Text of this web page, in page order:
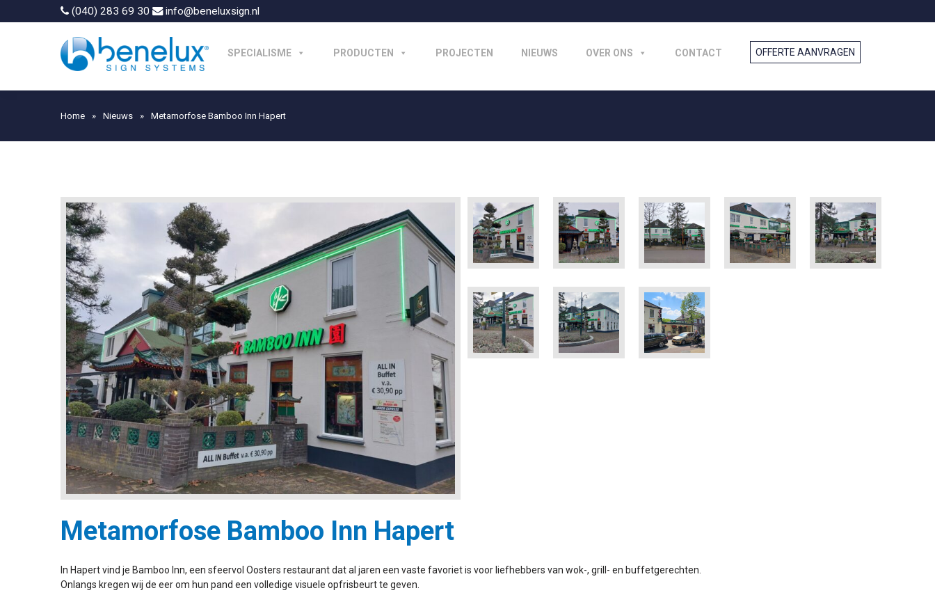
(040) 283 69 30 info@beneluxsign.nl
SPECIALISME PRODUCTEN PROJECTEN NIEUWS OVER ONS CONTACT
Home » Nieuws » Metamorfose Bamboo Inn Hapert
Metamorfose Bamboo Inn Hapert
In Hapert vind je Bamboo Inn, een sfeervol Oosters restaurant dat al jaren een vaste favoriet is voor liefhebbers van wok-, grill- en buffetgerechten.
Onlangs kregen wij de eer om hun pand een volledige visuele opfrisbeurt te geven.